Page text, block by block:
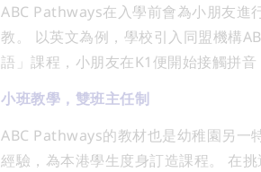
ABC Pathways在入學前會為小朋友進
教。
以英文為例，學校引入同盟機構
語」課程，小朋友在K1便開始接觸拼
小班教學，雙班主任制
ABC Pathways的教材也是幼稚園另一
經驗，為本港學生度身訂造課程。
在